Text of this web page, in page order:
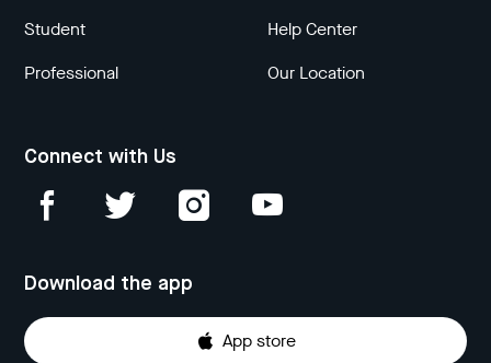
Student
Professional
Help Center
Our Location
Connect with Us
Download the app
App store